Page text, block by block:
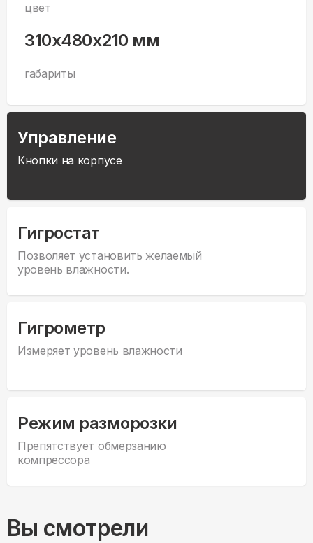
цвет
310x480x210 мм
габариты
Управление
Кнопки на корпусе
Гигростат
Позволяет установить желаемый
уровень влажности.
Гигрометр
Измеряет уровень влажности
Режим разморозки
Препятствует обмерзанию
компрессора
Вы смотрели